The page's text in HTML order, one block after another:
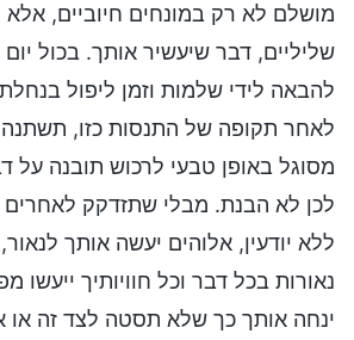
מושלם לא רק במונחים חיוביים, אלא
שליליים, דבר שיעשיר אותך. בכול יום
להבאה לידי שלמות וזמן ליפול
לאחר תקופה של התנסות כזו,
מסוגל באופן טבעי לרכוש תובנה על
לכן לא הבנת. מבלי שתזדקק לאחרים
ללא יודעין, אלוהים יעשה אותך
נאורות בכל דבר וכל חוויותיך ייעשו
ינחה אותך כך שלא תסטה לצד זה